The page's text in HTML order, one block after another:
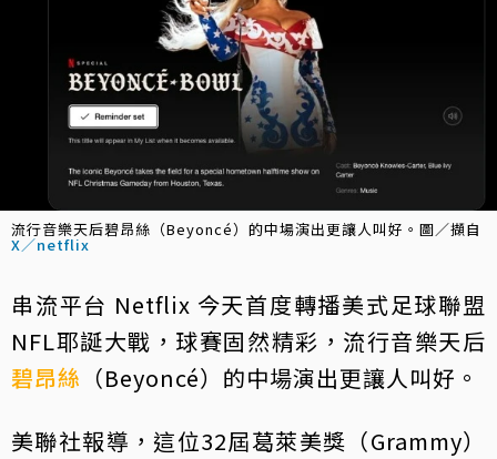
流行音樂天后碧昂絲（Beyoncé）的中場演出更讓人叫好。圖／擷自
X／netflix
串流平台 Netflix 今天首度轉播美式足球聯盟
NFL耶誕大戰，球賽固然精彩，流行音樂天后
碧昂絲 （Beyoncé）的中場演出更讓人叫好。
美聯社報導，這位32屆葛萊美獎（Grammy）